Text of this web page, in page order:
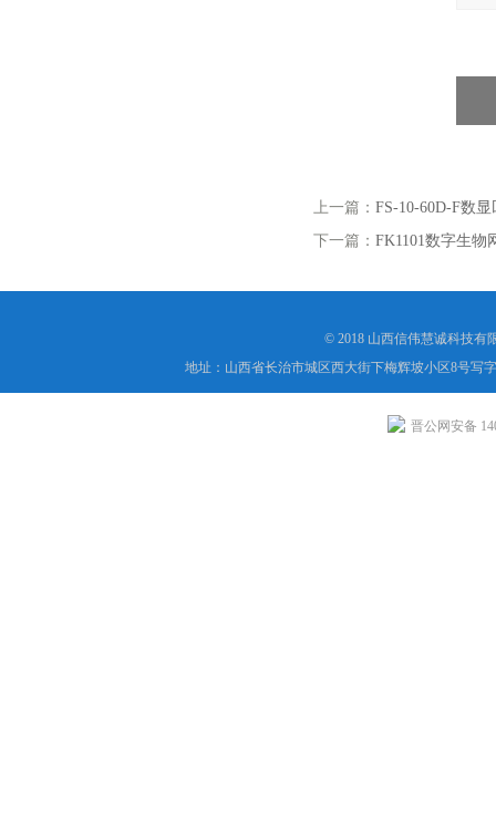
上一篇： FS-10-60D-F数
下一篇： FK1101数字生物
© 2018 山西信伟慧诚科技有
地址：山西省长治市城区西大街下梅辉坡小区8号写
晋公网安备